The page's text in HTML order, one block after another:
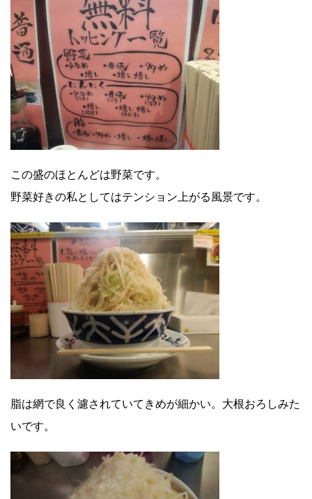
この盛のほとんどは野菜です。
野菜好きの私としてはテンション上がる風景です。
脂は網で良く濾されていてきめが細かい。大根おろしみた
いです。